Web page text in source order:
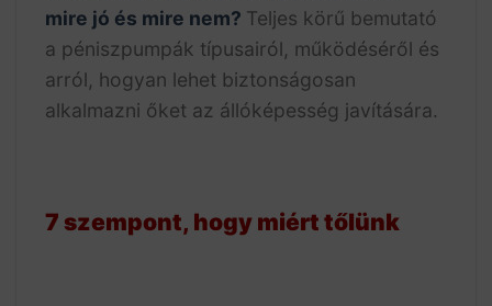
mire jó és mire nem? Teljes körű bemutató
a péniszpumpák típusairól, működéséről és
arról, hogyan lehet biztonságosan
alkalmazni őket az állóképesség javítására.
7 szempont, hogy miért tőlünk